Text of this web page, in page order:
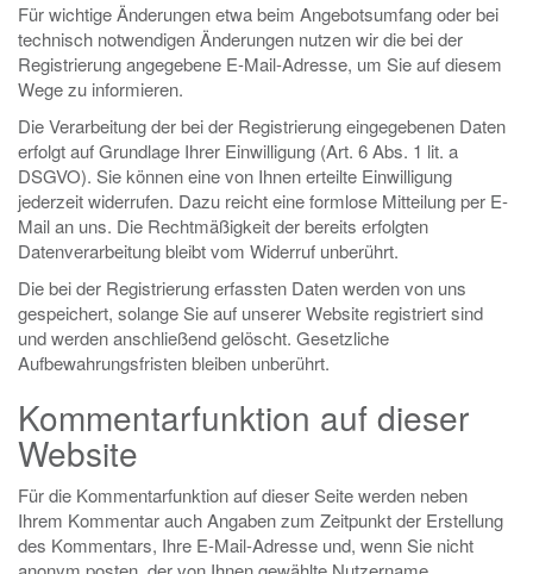
Für wichtige Änderungen etwa beim Angebotsumfang oder bei
technisch notwendigen Änderungen nutzen wir die bei der
Registrierung angegebene E-Mail-Adresse, um Sie auf diesem
Wege zu informieren.
Die Verarbeitung der bei der Registrierung eingegebenen Daten
erfolgt auf Grundlage Ihrer Einwilligung (Art. 6 Abs. 1 lit. a
DSGVO). Sie können eine von Ihnen erteilte Einwilligung
jederzeit widerrufen. Dazu reicht eine formlose Mitteilung per E-
Mail an uns. Die Rechtmäßigkeit der bereits erfolgten
Datenverarbeitung bleibt vom Widerruf unberührt.
Die bei der Registrierung erfassten Daten werden von uns
gespeichert, solange Sie auf unserer Website registriert sind
und werden anschließend gelöscht. Gesetzliche
Aufbewahrungsfristen bleiben unberührt.
Kommentarfunktion auf dieser
Website
Für die Kommentarfunktion auf dieser Seite werden neben
Ihrem Kommentar auch Angaben zum Zeitpunkt der Erstellung
des Kommentars, Ihre E-Mail-Adresse und, wenn Sie nicht